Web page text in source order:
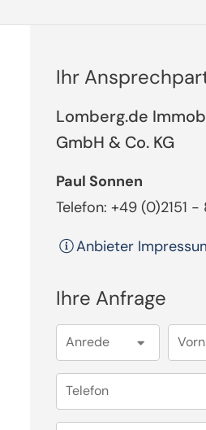
Ihr
Lomberg.de
GmbH & Co. KG
Paul Sonnen
Telefon: +49 (0)2151
Anbieter
Ihre Anfrage
Anrede
Telefon